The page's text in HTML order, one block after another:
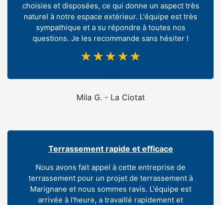
Mila G. - La Ciotat
choisies et disposées, ce qui donne un aspect très
naturel à notre espace extérieur. L'équipe est très
sympathique et a su répondre à toutes nos
questions. Je les recommande sans hésiter !
☆ ☆ ☆ ☆ ☆
Terrassement rapide et efficace
Nous avons fait appel à cette entreprise de
terrassement pour un projet de terrassement à
Marignane et nous sommes ravis. L'équipe est
arrivée à l'heure, a travaillé rapidement et